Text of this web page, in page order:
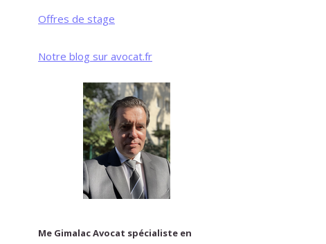
Offres de stage
Notre blog sur avocat.fr
Me Gimalac Avocat spécialiste en